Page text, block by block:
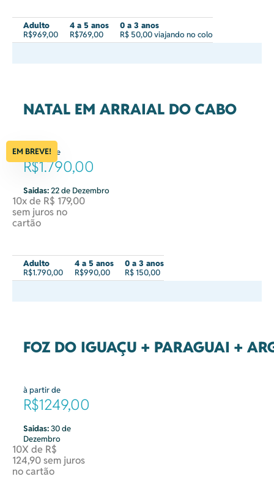
Adulto
R$969,00
4 a 5 anos
R$769,00
0 a 3 anos
R$ 50,00 viajando no colo
NATAL EM ARRAIAL DO CABO
EM BREVE!
à partir de
R$1.790,00
Saidas:22 de Dezembro
10x de R$ 179,00
sem juros no
cartão
Adulto
R$1.790,00
4 a 5 anos
R$990,00
0 a 3 anos
R$ 150,00
FOZ DO IGUAÇU + PARAGUAI +
à partir de
R$1249,00
Saidas:30 de
Dezembro
10X de R$
124,90 sem juros
no cartão